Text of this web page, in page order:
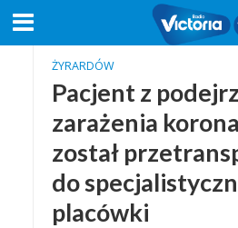
ŻYRARDÓW
Pacjent z
zarażenia
został
do
placówki